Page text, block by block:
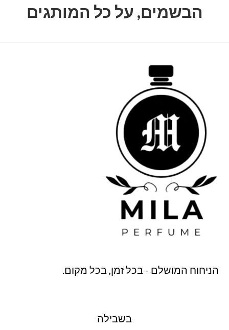
הבשמים, על כל המותגים
הניחוח המושלם - בכל זמן, בכל מקום.
בשבילה